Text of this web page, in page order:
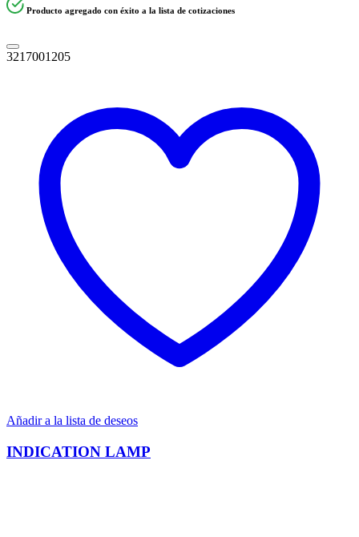
Producto agregado con éxito a la lista de cotizaciones
3217001205
Añadir a la lista de deseos
INDICATION LAMP